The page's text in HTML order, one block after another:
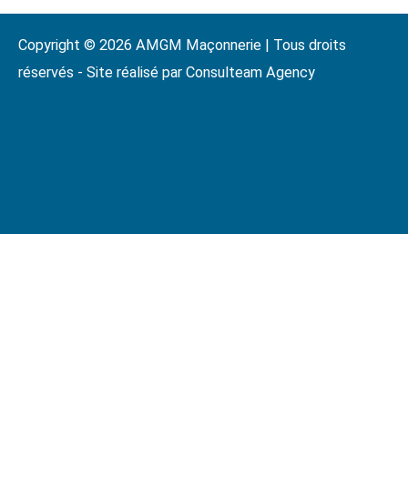
Copyright © 2026 AMGM Maçonnerie | Tous droits
réservés - Site réalisé par Consulteam Agency